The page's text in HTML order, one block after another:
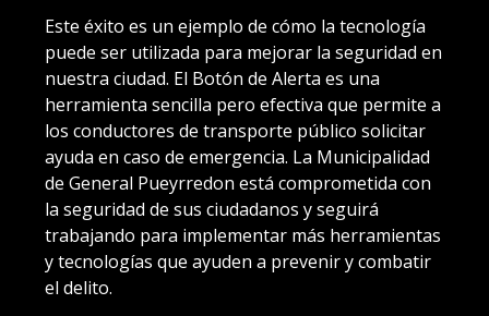
Este éxito es un ejemplo de cómo la tecnología
puede ser utilizada para mejorar la seguridad en
nuestra ciudad. El Botón de Alerta es una
herramienta sencilla pero efectiva que permite a
los conductores de transporte público solicitar
ayuda en caso de emergencia. La Municipalidad
de General Pueyrredon está comprometida con
la seguridad de sus ciudadanos y seguirá
trabajando para implementar más herramientas
y tecnologías que ayuden a prevenir y combatir
el delito.